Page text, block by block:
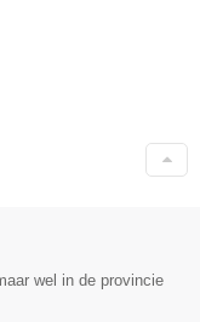
wel in de provincie